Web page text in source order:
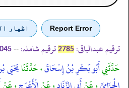
Report Error اظهار
ترقیم عبدالباقی: 2785 ترقیم شاملہ: --
حَدَّثَنِيأَبُو بَكْرِ بْنُ إِسْحَاقَ، حَدَّثَنَايَحْيَى